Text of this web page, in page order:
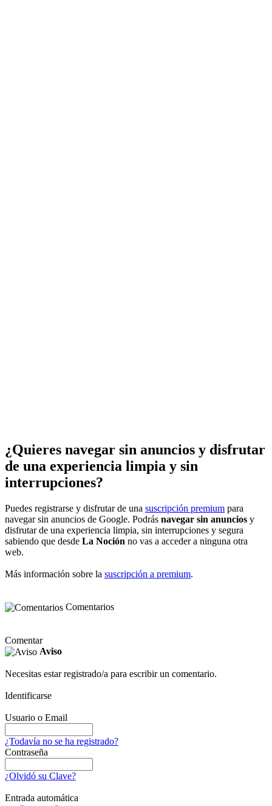
¿Quieres navegar sin anuncios y disfrutar
de una experiencia limpia y sin
interrupciones?
Puedes registrarse y disfrutar de una suscripción premium para
navegar sin anuncios de Google. Podrás navegar sin anuncios y
disfrutar de una experiencia limpia, sin interrupciones y segura
sabiendo que desde La Noción no vas a acceder a ninguna otra
web.
Más información sobre la suscripción a premium.
Comentarios
Comentar
Aviso
Necesitas estar registrado/a para escribir un comentario.
Identificarse
Usuario o Email
¿Todavía no se ha registrado?
Contraseña
¿Olvidó su Clave?
Entrada automática